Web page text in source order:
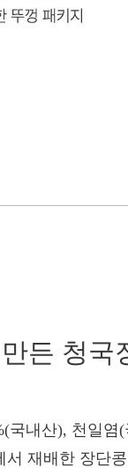
든 청국
국내산), 천일염
서 재배한 장단